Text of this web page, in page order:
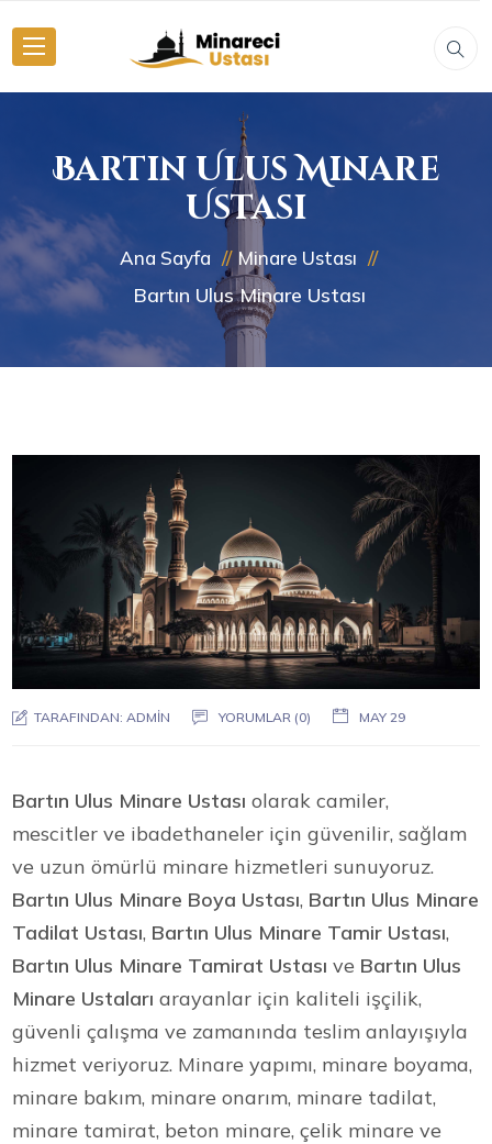
Bartın Ulus Minare
Ustası
Ana Sayfa Minare Ustası
Bartın Ulus Minare Ustası
TARAFINDAN: ADMIN YORUMLAR (0) MAY 29
Bartın Ulus Minare Ustası olarak camiler,
mescitler ve ibadethaneler için güvenilir, sağlam
ve uzun ömürlü minare hizmetleri sunuyoruz.
Bartın Ulus Minare Boya Ustası, Bartın Ulus Minare
Tadilat Ustası, Bartın Ulus Minare Tamir Ustası,
Bartın Ulus Minare Tamirat Ustası ve Bartın Ulus
Minare Ustaları arayanlar için kaliteli işçilik,
güvenli çalışma ve zamanında teslim anlayışıyla
hizmet veriyoruz. Minare yapımı, minare boyama,
minare bakım, minare onarım, minare tadilat,
minare tamirat, beton minare, çelik minare ve